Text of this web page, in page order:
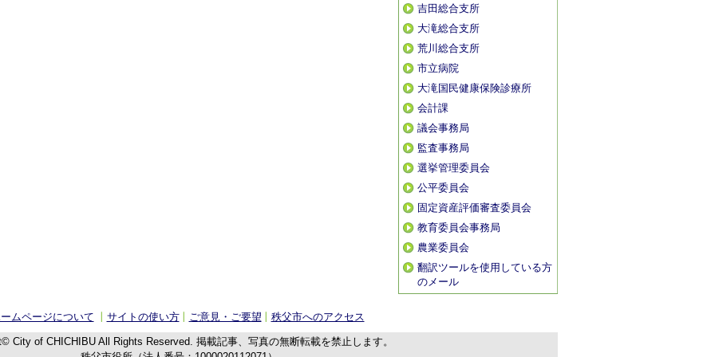
吉田総合支所
大滝総合支所
荒川総合支所
市立病院
大滝国民健康保険診療所
会計課
議会事務局
監査事務局
選挙管理委員会
公平委員会
固定資産評価審査委員会
教育委員会事務局
農業委員会
翻訳ツールを使用している方
のメール
ムページについて サイトの使い方 ご意見・ご要望 秩父市へのアクセス
City of CHICHIBU All Rights Reserved. 掲載記事、写真の無断転載を禁止します。